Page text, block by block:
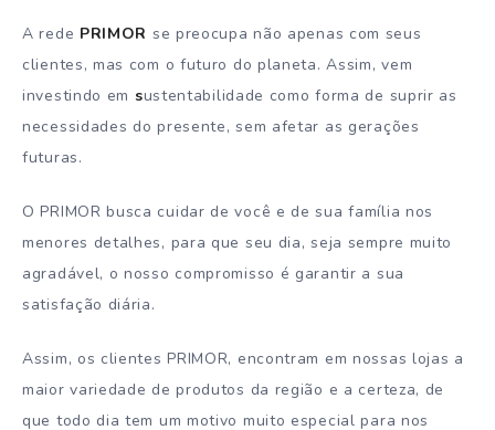
A rede PRIMOR se preocupa não apenas com seus
clientes, mas com o futuro do planeta. Assim, vem
investindo em sustentabilidade como forma de suprir as
necessidades do presente, sem afetar as gerações
futuras.
O PRIMOR busca cuidar de você e de sua família nos
menores detalhes, para que seu dia, seja sempre muito
agradável, o nosso compromisso é garantir a sua
satisfação diária.
Assim, os clientes PRIMOR, encontram em nossas lojas a
maior variedade de produtos da região e a certeza, de
que todo dia tem um motivo muito especial para nos